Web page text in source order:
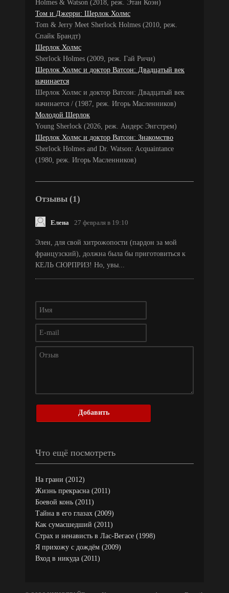
Holmes & Watson (2018, реж. Этан Коэн)
Том и Джерри: Шерлок Холмс
Tom & Jerry Meet Sherlock Holmes (2010, реж.
Спайк Брандт)
Шерлок Холмс
Sherlock Holmes (2009, реж. Гай Ричи)
Шерлок Холмс и доктор Ватсон: Двадцатый век
начинается
Шерлок Холмс и доктор Ватсон: Двадцатый век
начинается / (1987, реж. Игорь Масленников)
Молодой Шерлок
Young Sherlock (2026, реж. Андерс Энгстрем)
Шерлок Холмс и доктор Ватсон: Знакомство
Sherlock Holmes and Dr. Watson: Acquaintance
(1980, реж. Игорь Масленников)
Отзывы (1)
Елена 27 февраля в 19:10
Элен, для свой хитрожопости (пардон за мой
французский), должна была бы приготовиться к
КЕЛЬ СЮРПРИЗ! Но, увы...
Добавить
Что ещё посмотреть
На грани (2012)
Жизнь прекрасна (2011)
Боевой конь (2011)
Тайна в его глазах (2009)
Как сумасшедший (2011)
Страх и ненависть в Лас-Вегасе (1998)
Я прихожу с дождём (2009)
Вход в никуда (2011)